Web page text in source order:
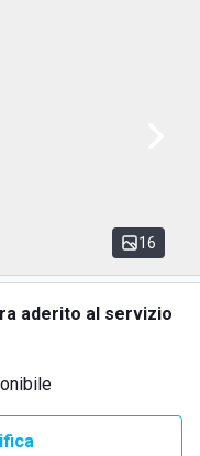
16
aderito al servizio